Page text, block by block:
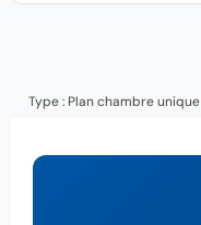
Type : Plan chambre unique